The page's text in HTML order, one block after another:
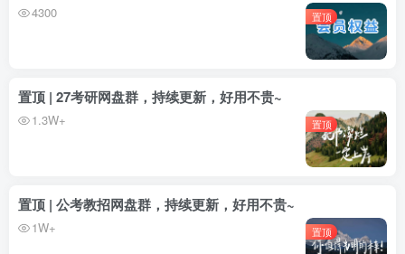
置顶
4300
置顶 | 27考研网盘群，持续更新，好用不贵~
置顶
1.3W+
置顶 | 公考教招网盘群，持续更新，好用不贵~
置顶
1W+